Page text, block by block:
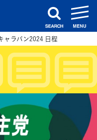
search
ャラバン2024 日程